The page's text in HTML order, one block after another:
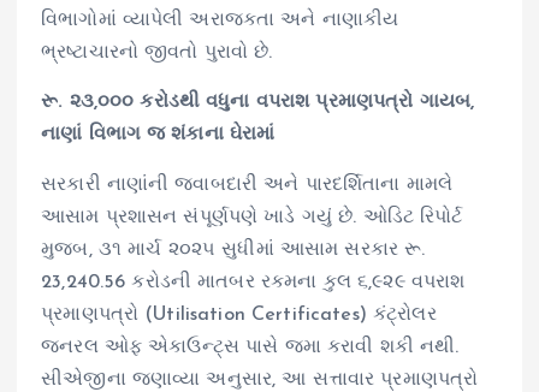
વિભાગોમાં વ્યાપેલી અરાજકતા અને નાણાકીય
ભ્રષ્ટાચારનો જીવતો પુરાવો છે.
રૂ. ૨૩,૦૦૦ કરોડથી વધુના વપરાશ પ્રમાણપત્રો ગાયબ,
નાણાં વિભાગ જ શંકાના ઘેરામાં
સરકારી નાણાંની જવાબદારી અને પારદર્શિતાના મામલે
આસામ પ્રશાસન સંપૂર્ણપણે ખાડે ગયું છે. ઓડિટ રિપોર્ટ
મુજબ, ૩૧ માર્ચ ૨૦૨૫ સુધીમાં આસામ સરકાર રૂ.
23,240.56 કરોડની માતબર રકમના કુલ ૬,૯૨૯ વપરાશ
પ્રમાણપત્રો (Utilisation Certificates) કંટ્રોલર
જનરલ ઓફ એકાઉન્ટ્સ પાસે જમા કરાવી શકી નથી.
સીએજીના જણાવ્યા અનુસાર, આ સત્તાવાર પ્રમાણપત્રો